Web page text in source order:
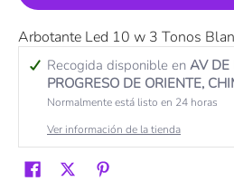
Arbotante Led 10 w 3 Tonos
Recogida disponible en AV DE
PROGRESO DE ORIENTE,
Normalmente está listo en 24 horas
Ver información de la tienda